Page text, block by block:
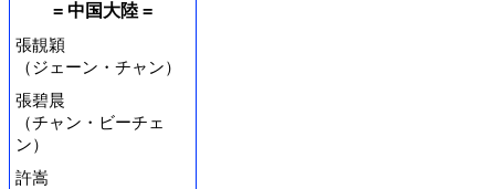
= 中国大陸 =
張靚穎
（ジェーン・チャン）
張碧晨
（チャン・ビーチェ
ン）
許嵩